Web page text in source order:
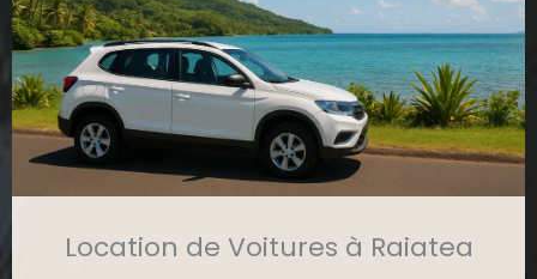
Location de Voitures à Raiatea